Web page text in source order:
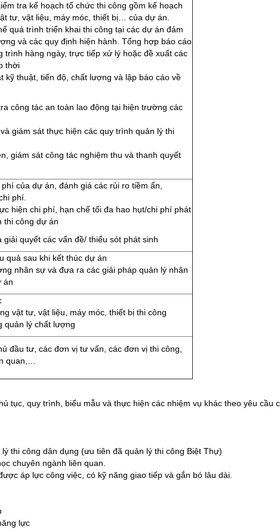
tra kế hoạch tổ chức thi công gồm kế hoạch
tư, vật liệu, máy móc, thiết bị… của dự án.
quá trình triển khai thi công tại các dự án đảm
và các quy định hiện hành. Tổng hợp báo cáo
trình hàng ngày, trực tiếp xử lý hoặc đề xuất các
thời
kỹ thuật, tiến độ, chất lượng và lập báo cáo về
công tác an toàn lao động tại hiện trường các
giám sát thực hiện các quy trình quản lý thi
giám sát công tác nghiệm thu và thanh quyết
của dự án, đánh giá các rủi ro tiềm ẩn,
phí.
hiện chi phí, hạn chế tối đa hao hụt/chi phí phát
thi công dự án
giải quyết các vấn đề/ thiếu sót phát sinh
quả sau khi kết thúc dự án
nhân sự và đưa ra các giải pháp quản lý nhân
án
vật tư, vật liệu, máy móc, thiết bị thi công
quản lý chất lượng
đầu tư, các đơn vị tư vấn, các đơn vị thi công,
quan,…
tục, quy trình, biểu mẫu và thực hiện các nhiệm vụ khác theo yêu cầu
thi công dân dụng (ưu tiên đã quản lý thi công Biệt Thự)
chuyên ngành liên quan.
áp lực công việc, có kỹ năng giao tiếp và gắn bó lâu dài.
lực